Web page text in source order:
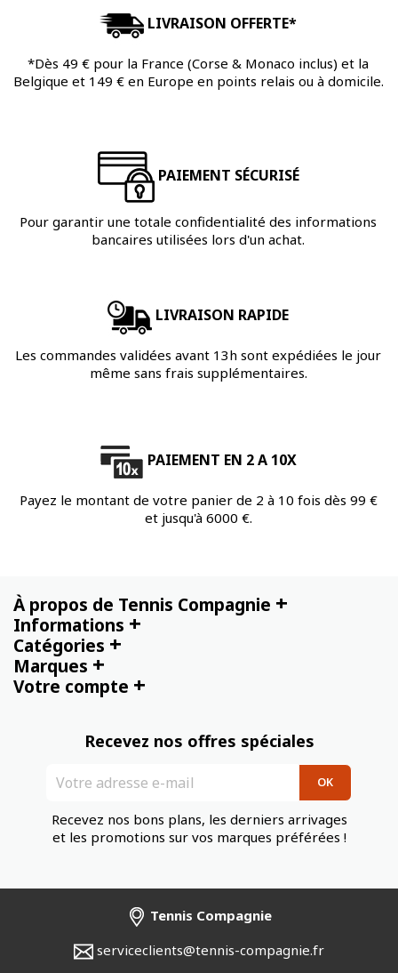
LIVRAISON OFFERTE*
*Dès 49 € pour la France (Corse & Monaco inclus) et la
Belgique et 149 € en Europe en points relais ou à domicile.
PAIEMENT SÉCURISÉ
Pour garantir une totale confidentialité des informations
bancaires utilisées lors d'un achat.
LIVRAISON RAPIDE
Les commandes validées avant 13h sont expédiées le jour
même sans frais supplémentaires.
PAIEMENT EN 2 A 10X
Payez le montant de votre panier de 2 à 10 fois dès 99 €
et jusqu'à 6000 €.
À propos de Tennis Compagnie +
Informations +
Catégories +
Marques +
Votre compte +
Recevez nos offres spéciales
Recevez nos bons plans, les derniers arrivages
et les promotions sur vos marques préférées !
Tennis Compagnie
serviceclients@tennis-compagnie.fr